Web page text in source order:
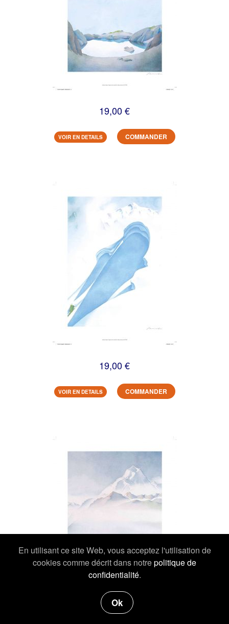
En utilisant ce site Web, vous acceptez l'utilisation de
cookies comme décrit dans notrepolitique de
confidentialité.
Ok
19,00 €
VOIR EN DETAILS COMMANDER
19,00 €
VOIR EN DETAILS COMMANDER